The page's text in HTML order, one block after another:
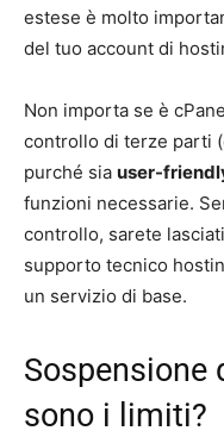
estese è molto
del tuo account di
Non importa se è
controllo di terze parti
purché sia user-
funzioni necessarie.
controllo, sarete
supporto tecnico
un servizio di base.
Sospensione
sono i limiti?